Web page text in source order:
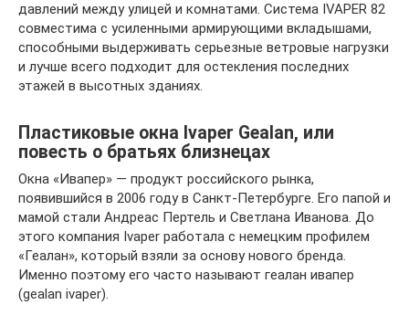
давлений между улицей и комнатами. Система IVAPER 82
совместима с усиленными армирующими вкладышами,
способными выдерживать серьезные ветровые нагрузки
и лучше всего подходит для остекления последних
этажей в высотных зданиях.
Пластиковые окна Ivaper Gealan, или
повесть о братьях близнецах
Окна «Ивапер» — продукт российского рынка,
появившийся в 2006 году в Санкт-Петербурге. Его папой и
мамой стали Андреас Пертель и Светлана Иванова. До
этого компания Ivaper работала с немецким профилем
«Геалан», который взяли за основу нового бренда.
Именно поэтому его часто называют геалан ивапер
(gealan ivaper).